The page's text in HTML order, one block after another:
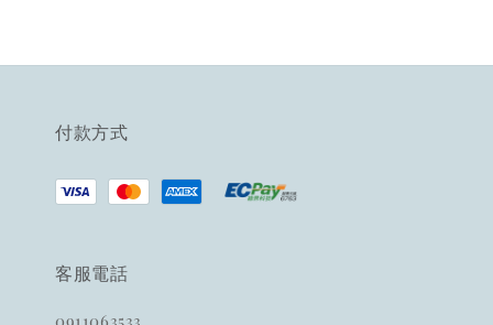
付款方式
客服電話
0911063533